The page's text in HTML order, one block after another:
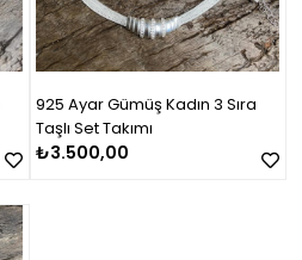
925 Ayar Gümüş Kadın 3 Sıra
Taşlı Set Takımı
₺3.500,00